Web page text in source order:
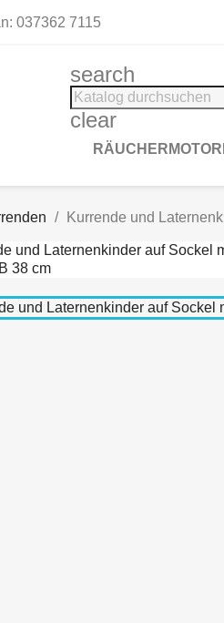
037362 7115
search
clear
Kurrende und